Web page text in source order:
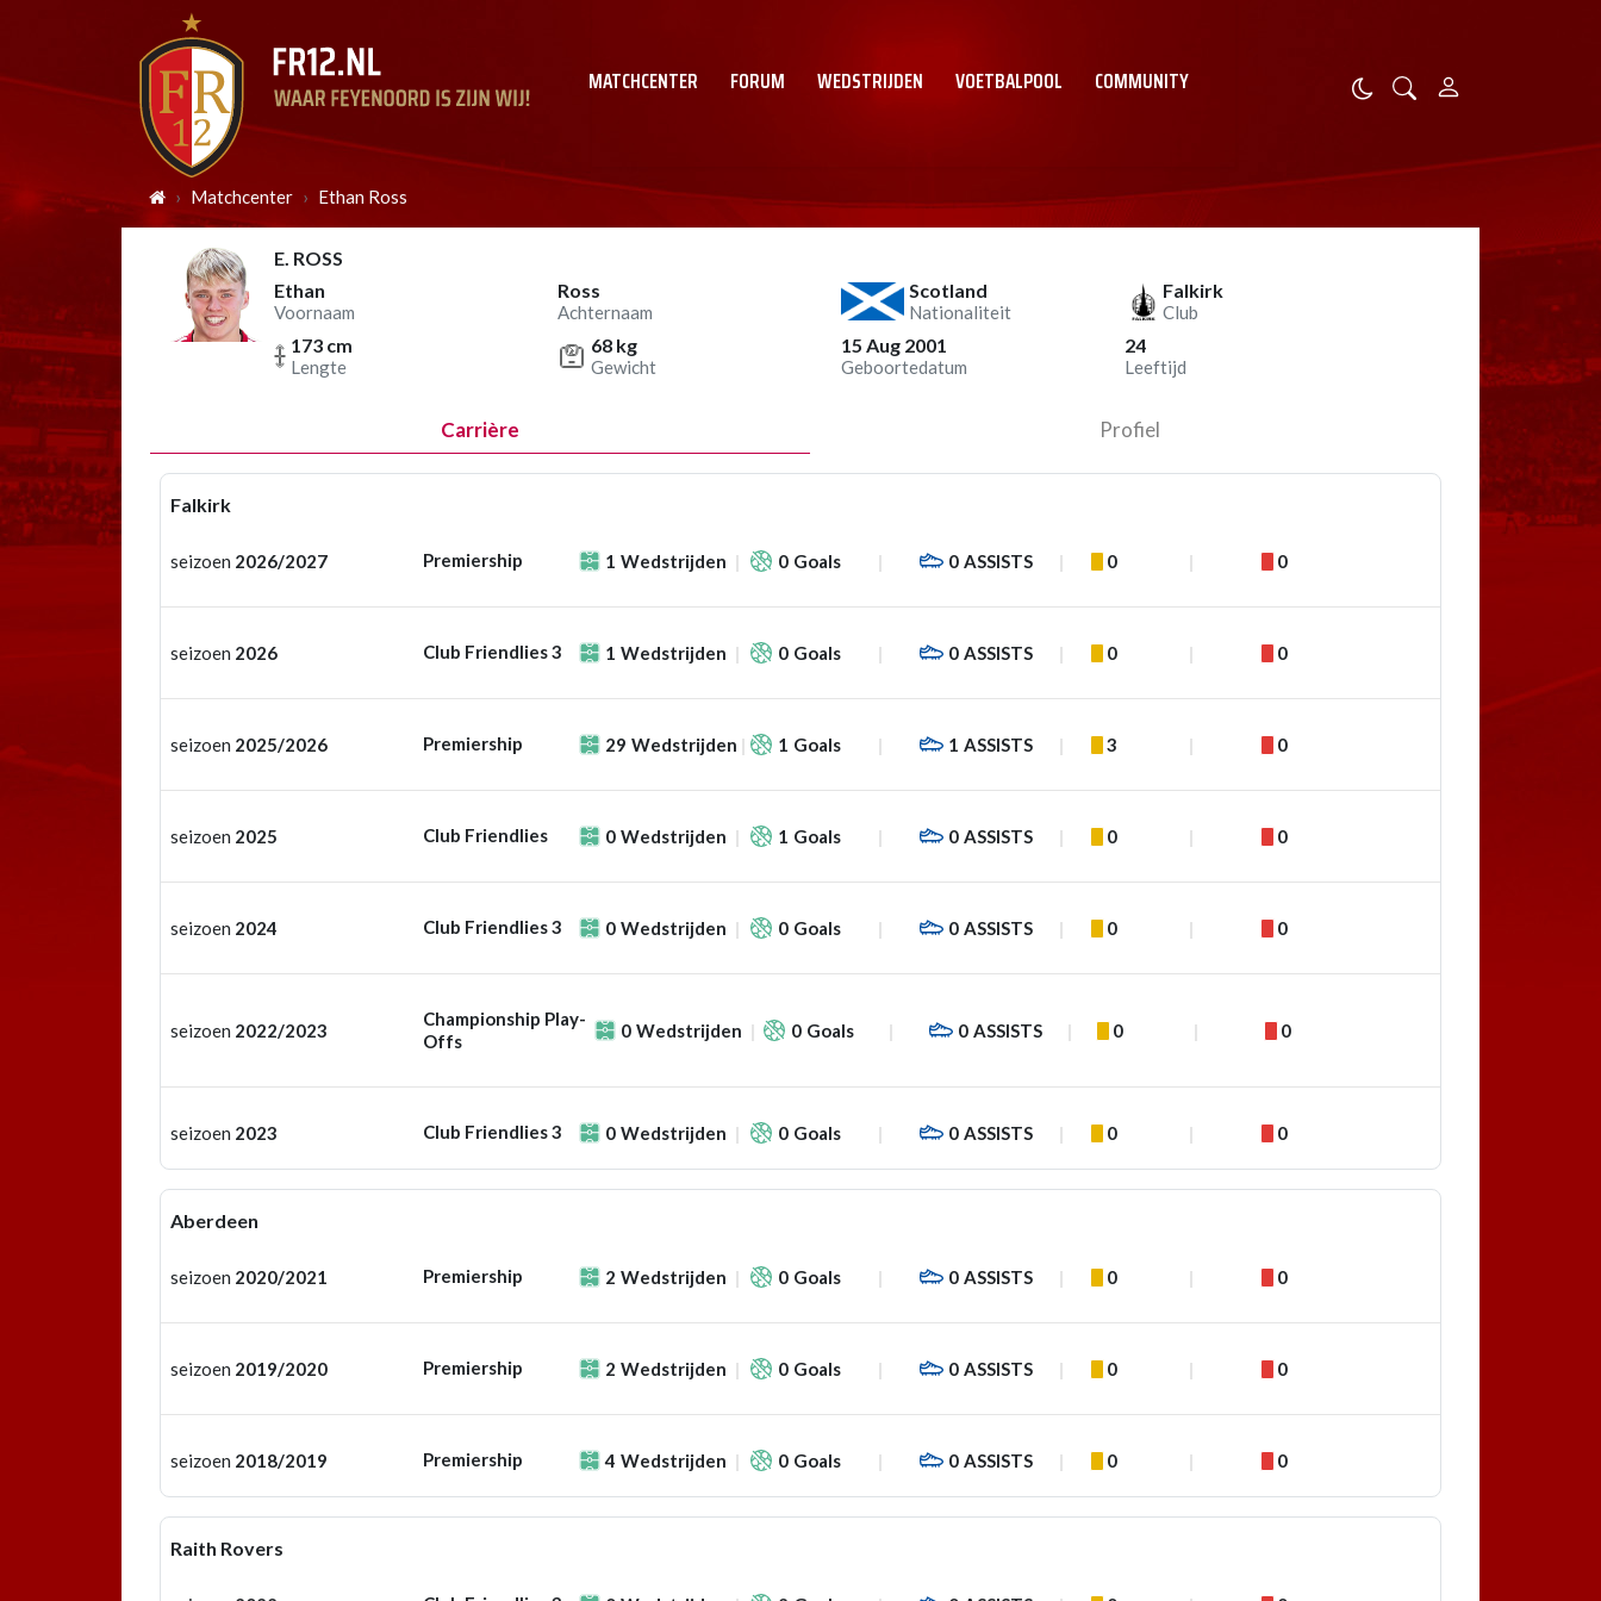
MATCHCENTER FORUM WEDSTRIJDEN VOETBALPOOL COMMUNITY
Matchcenter Ethan Ross
E. ROSS
Ethan
Voornaam
Ross
Achternaam
Scotland
Nationaliteit
Falkirk
Club
173 cm
Lengte
68 kg
Gewicht
15 Aug 2001
Geboortedatum
24
Leeftijd
Carrière Profiel
Falkirk
seizoen 2026/2027 Premiership 1 Wedstrijden 0 Goals 0 ASSISTS 0 0
seizoen 2026 Club Friendlies 3 1 Wedstrijden 0 Goals 0 ASSISTS 0 0
seizoen 2025/2026 Premiership 29 Wedstrijden 1 Goals 1 ASSISTS 3 0
seizoen 2025 Club Friendlies 0 Wedstrijden 1 Goals 0 ASSISTS 0 0
seizoen 2024 Club Friendlies 3 0 Wedstrijden 0 Goals 0 ASSISTS 0 0
seizoen 2022/2023
Championship Play-
Offs
0 Wedstrijden 0 Goals 0 ASSISTS 0 0
seizoen 2023 Club Friendlies 3 0 Wedstrijden 0 Goals 0 ASSISTS 0 0
Aberdeen
seizoen 2020/2021 Premiership 2 Wedstrijden 0 Goals 0 ASSISTS 0 0
seizoen 2019/2020 Premiership 2 Wedstrijden 0 Goals 0 ASSISTS 0 0
seizoen 2018/2019 Premiership 4 Wedstrijden 0 Goals 0 ASSISTS 0 0
Raith Rovers